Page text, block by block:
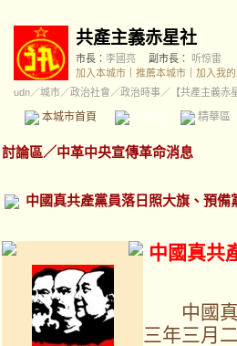
共產主義赤星社
市長： 李國亮 副市長：
听惊雷
加入本城市
推薦本城市 加入我
udn／城市／政治社會 ／政治時事／ 【共產主義赤
本城市首頁 精華區
討論區／中革中央宣傳革命消息
中國真共產黨員落日照大旗、預
中國真共
中國真
三年三月